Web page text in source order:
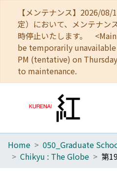
【メンテナンス】2026/
定）において、メンテナン
時停止いたします。
be temporarily
PM (tentative) on
to maintenance.
Home
Home
Chikyu : The Globe
第